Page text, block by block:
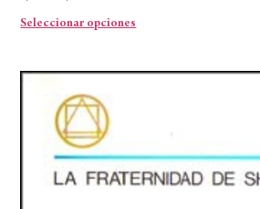
Seleccionar opciones